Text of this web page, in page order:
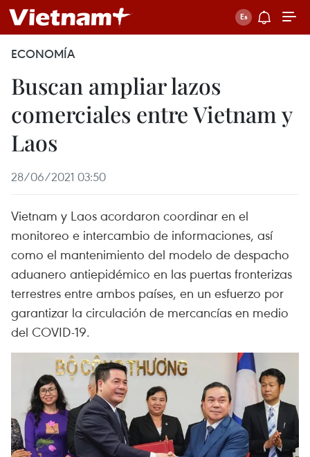
ECONOMÍA
Buscan ampliar lazos
comerciales entre Vietnam y
Laos
28/06/2021 03:50
Vietnam y Laos acordaron coordinar en el
monitoreo e intercambio de informaciones, así
como el mantenimiento del modelo de despacho
aduanero antiepidémico en las puertas fronterizas
terrestres entre ambos países, en un esfuerzo por
garantizar la circulación de mercancías en medio
del COVID-19.